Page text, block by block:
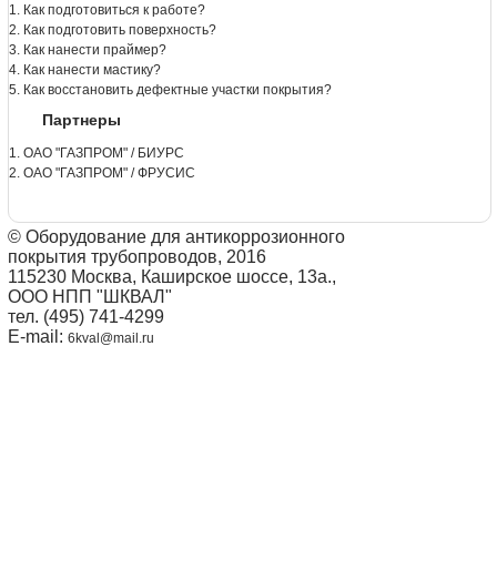
1. Как подготовиться к работе?
2. Как подготовить поверхность?
3. Как нанести праймер?
4. Как нанести мастику?
5. Как восстановить дефектные участки покрытия?
Партнеры
1. ОАО "ГАЗПРОМ" / БИУРС
2. ОАО "ГАЗПРОМ" / ФРУСИС
© Оборудование для антикоррозионного
покрытия трубопроводов, 2016
115230 Москва, Каширское шоссе, 13а.,
ООО НПП "ШКВАЛ"
тел. (495) 741-4299
E-mail: 6kval@mail.ru